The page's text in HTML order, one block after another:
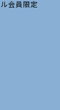
会員限定